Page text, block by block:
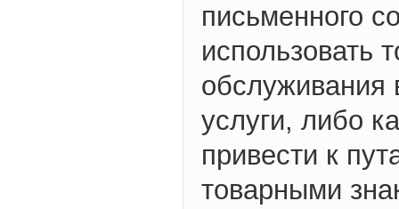
письменного
использовать
обслуживания
услуги, либо
привести к
товарными